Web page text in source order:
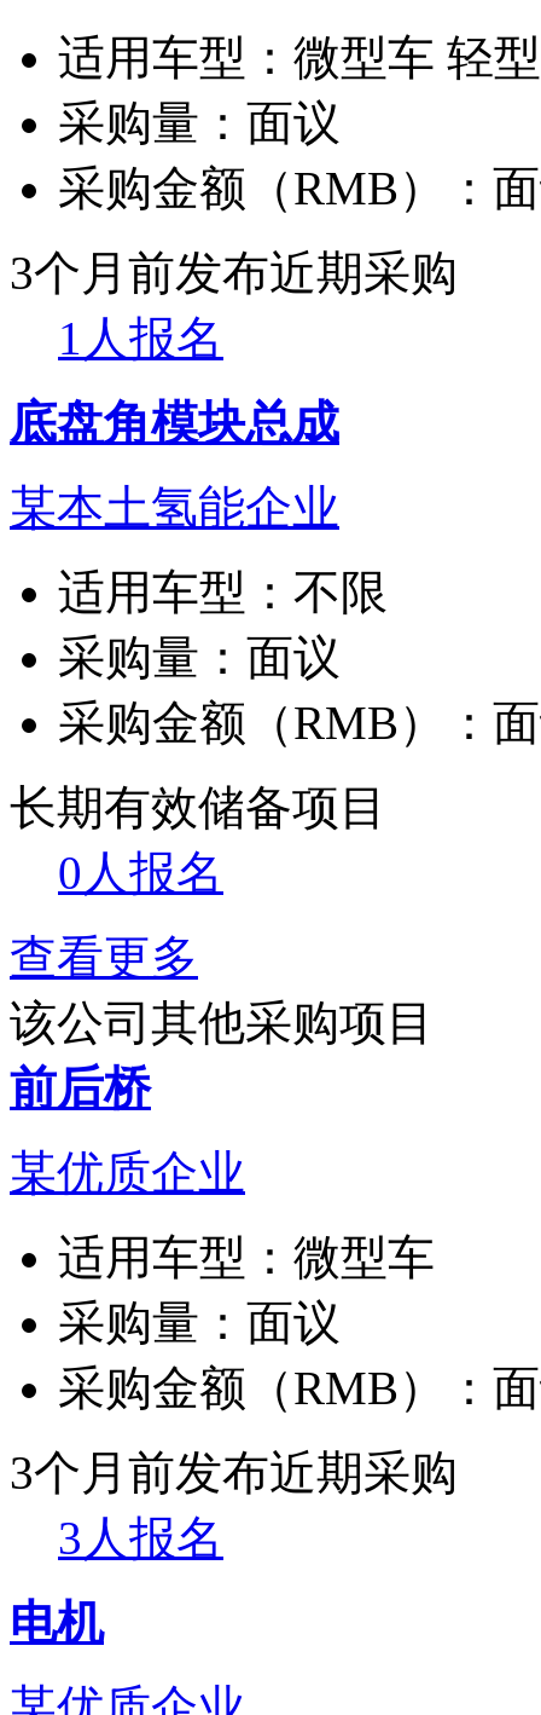
适用车型： 微型车 轻
采购量： 面议
采购金额（RMB）：
3个月前发布近期采购
1人报名
底盘角模块总成
某本土氢能企业
适用车型： 不限
采购量： 面议
采购金额（RMB）：
长期有效储备项目
0人报名
查看更多
该公司其他采购项目
前后桥
某优质企业
适用车型： 微型车
采购量： 面议
采购金额（RMB）：
3个月前发布近期采购
3人报名
电机